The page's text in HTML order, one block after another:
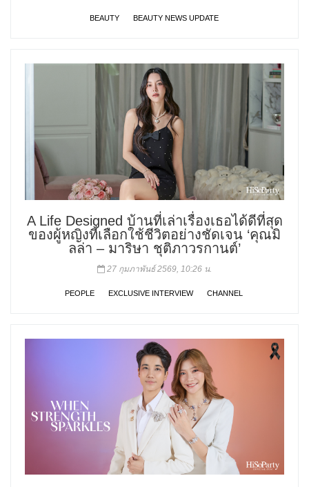
BEAUTY BEAUTY NEWS UPDATE
A Life Designed บ้านที่เล่าเรื่องเธอได้ดีที่สุด
ของผู้หญิงที่เลือกใช้ชีวิตอย่างชัดเจน ‘คุณมิ
ลล่า – มาริษา ชุติภาวรกานต์’
27 กุมภาพันธ์ 2569, 10:26 น.
PEOPLE EXCLUSIVE INTERVIEW CHANNEL